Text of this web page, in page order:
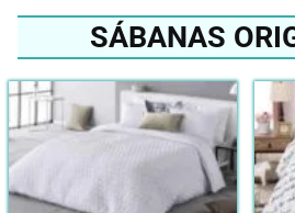
SÁBANAS